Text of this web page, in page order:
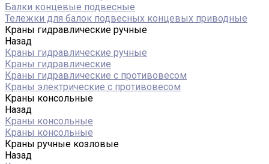
Балки концевые подвесные
Тележки для балок подвесных концевых приводные
Краны гидравлические ручные
Назад
Краны гидравлические ручные
Краны гидравлические
Краны гидравлические с противовесом
Краны электрические с противовесом
Краны консольные
Назад
Краны консольные
Краны консольные
Краны ручные козловые
Назад